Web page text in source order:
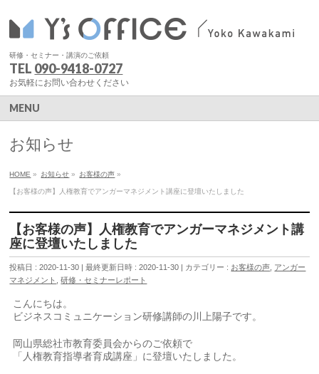
研修・セミナー・講演のご依頼
TEL 090-9418-0727
お気軽にお問い合わせください
MENU
お知らせ
HOME » お知らせ » お客様の声 »
【お客様の声】人権教育でアンガーマネジメント講座に登壇いたしました
【お客様の声】人権教育でアンガーマネジメント講
座に登壇いたしました
投稿日 : 2020-11-30 最終更新日時 : 2020-11-30 カテゴリー : お客様の声 アンガー
マネジメント
,研修・セミナーレポート
こんにちは。
ビジネスコミュニケーション研修講師の川上陽子です。
岡山県総社市教育委員会からのご依頼で
「人権教育指導者育成講座」に登壇いたしました。